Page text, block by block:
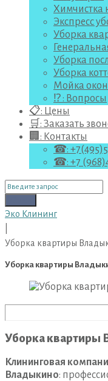
Химчистка
Экспресс
Уборка
Уборка
Уборка
Мойка окон
⁉ : Вопросы
📋: Цены
🛒: Заказать
🏢: Контакты
☎:
☎: +7
Поиск
для:
Эко Клининг
Уборка квартиры
Уборка квартиры
Уборка квартиры
Клининговая
Владыкино: